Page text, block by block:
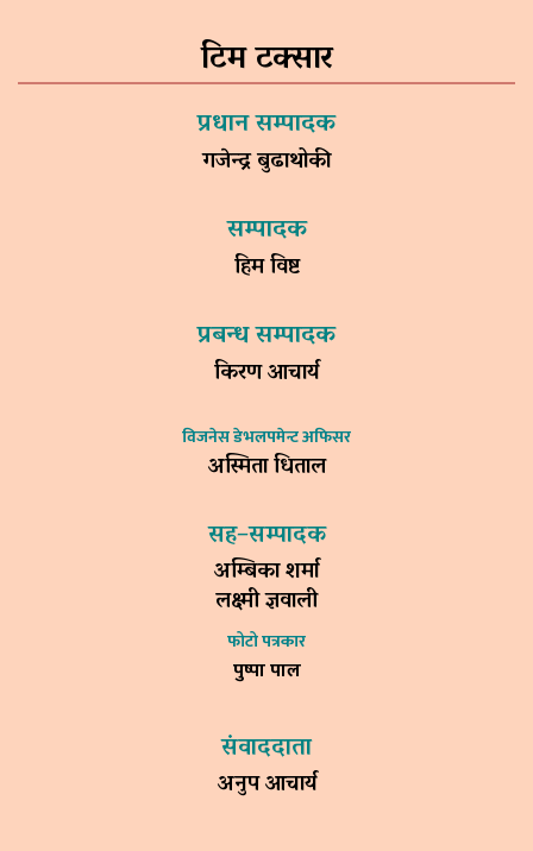
टिम टक्सार
प्रधान सम्पादक
गजेन्द्र बुढाथोकी
सम्पादक
हिम विष्ट
प्रबन्ध सम्पादक
किरण आचार्य
विजनेस डेभलपमेन्ट अफिसर
अस्मिता धिताल
सह–सम्पादक
अम्बिका शर्मा
लक्ष्मी ज्ञवाली
फोटो पत्रकार
पुष्पा पाल
संवाददाता
अनुप आचार्य